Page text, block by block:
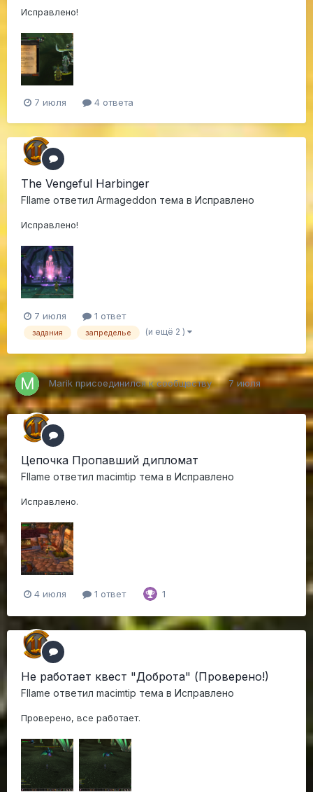
Исправлено!
7 июля 4 ответа
The Vengeful Harbinger
Fllame ответил Armageddon тема в Исправлено
Исправлено!
7 июля 1 ответ
задания запределье (и ещё 2 )
Marik присоединился к сообществу 7 июля
Цепочка Пропавший дипломат
Fllame ответил macimtip тема в Исправлено
Исправлено.
4 июля 1 ответ 1
Не работает квест "Доброта" (Проверено!)
Fllame ответил macimtip тема в Исправлено
Проверено, все работает.